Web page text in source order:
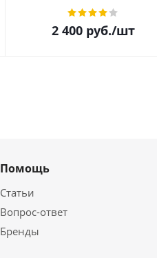
2 400 руб./шт
Помощь
Статьи
Вопрос-ответ
Бренды